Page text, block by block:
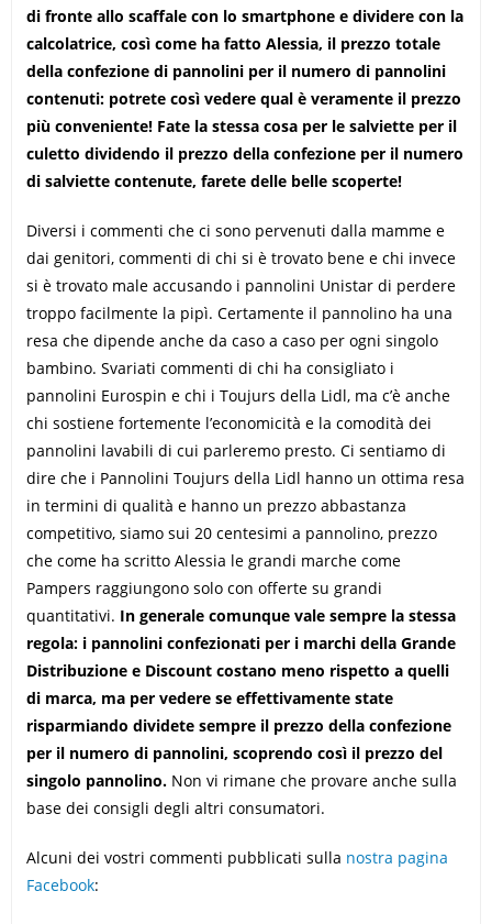
di fronte allo scaffale con lo smartphone e dividere con la
calcolatrice, così come ha fatto Alessia, il prezzo totale
della confezione di pannolini per il numero di pannolini
contenuti: potrete così vedere qual è veramente il prezzo
più conveniente! Fate la stessa cosa per le salviette per il
culetto dividendo il prezzo della confezione per il numero
di salviette contenute, farete delle belle scoperte!
Diversi i commenti che ci sono pervenuti dalla mamme e
dai genitori, commenti di chi si è trovato bene e chi invece
si è trovato male accusando i pannolini Unistar di perdere
troppo facilmente la pipì. Certamente il pannolino ha una
resa che dipende anche da caso a caso per ogni singolo
bambino. Svariati commenti di chi ha consigliato i
pannolini Eurospin e chi i Toujurs della Lidl, ma c’è anche
chi sostiene fortemente l’economicità e la comodità dei
pannolini lavabili di cui parleremo presto. Ci sentiamo di
dire che i Pannolini Toujurs della Lidl hanno un ottima resa
in termini di qualità e hanno un prezzo abbastanza
competitivo, siamo sui 20 centesimi a pannolino, prezzo
che come ha scritto Alessia le grandi marche come
Pampers raggiungono solo con offerte su grandi
quantitativi. In generale comunque vale sempre la stessa
regola: i pannolini confezionati per i marchi della Grande
Distribuzione e Discount costano meno rispetto a quelli
di marca, ma per vedere se effettivamente state
risparmiando dividete sempre il prezzo della confezione
per il numero di pannolini, scoprendo così il prezzo del
singolo pannolino.Non vi rimane che provare anche sulla
base dei consigli degli altri consumatori.
Alcuni dei vostri commenti pubblicati sulla nostra pagina
Facebook: